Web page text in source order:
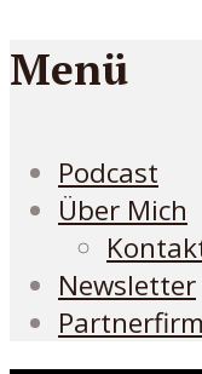
Menü
Podcast
Über Mich
Newsletter